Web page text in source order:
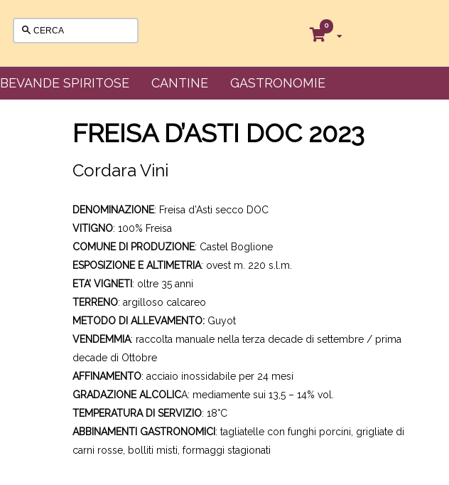
BEVANDE SPIRITOSE CANTINE GASTRONOMIE
0
FREISA D’ASTI DOC 2023
Cordara Vini
DENOMINAZIONE: Freisa d’Asti secco DOC
VITIGNO: 100% Freisa
COMUNE DI PRODUZIONE: Castel Boglione
ESPOSIZIONE E ALTIMETRIA: ovest m. 220 s.l.m.
ETA’ VIGNETI : oltre 35 anni
TERRENO: argilloso calcareo
METODO DI ALLEVAMENTO: Guyot
VENDEMMIA: raccolta manuale nella terza decade di settembre / prima
decade di Ottobre
AFFINAMENTO: acciaio inossidabile per 24 mesi
GRADAZIONE ALCOLICA: mediamente sui 13,5 – 14% vol.
TEMPERATURA DI SERVIZIO: 18°C
ABBINAMENTI GASTRONOMICI : tagliatelle con funghi porcini, grigliate di
carni rosse, bolliti misti, formaggi stagionati